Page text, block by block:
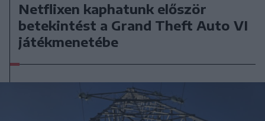
Netflixen kaphatunk először
betekintést a Grand Theft Auto VI
játékmenetébe